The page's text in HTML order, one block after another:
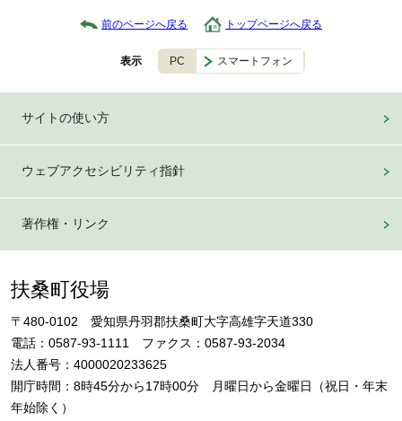
前のページへ戻る トップページへ戻る
表示 PC スマートフォン
サイトの使い方
ウェブアクセシビリティ指針
著作権・リンク
扶桑町役場
〒480-0102 愛知県丹羽郡扶桑町大字高雄字天道330
電話：0587-93-1111 ファクス：0587-93-2034
法人番号：4000020233625
開庁時間：8時45分から17時00分 月曜日から金曜日（祝日・年末
年始除く）